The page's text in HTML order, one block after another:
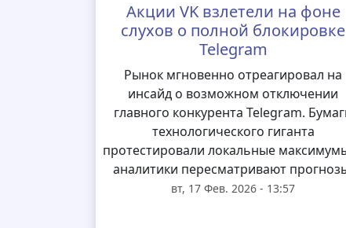
Акции VK взлетели на фоне
слухов о полной блокировке
Telegram
Рынок мгновенно отреагировал на
инсайд о возможном отключении
главного конкурента Telegram.
технологического гиганта
протестировали локальные
аналитики пересматривают
вт, 17 Фев. 2026 - 13:57